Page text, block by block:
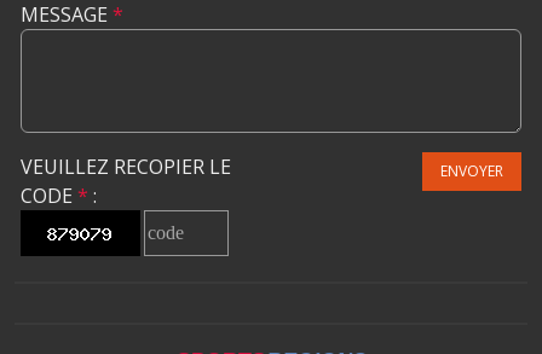
MESSAGE *
VEUILLEZ RECOPIER LE
CODE * :
ENVOYER